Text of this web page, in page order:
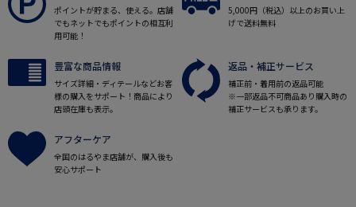
ポイントが貯まる、使える。店舗
でもネットでもポイントの相互利
用可能！
5,000円（税込）以上のお買い上
げで送料無料
豊富な商品情報
サイズ詳細・ディテールなどお客
様の購入をサポート！商品により
店頭在庫も表示。
返品・補正サービス
補正前・着用前の返品可能
※一部返品不可商品あり購入時の
補正サービスも承ります。
アフターケア
全国のはるやま店舗が、購入後も
安心サポート